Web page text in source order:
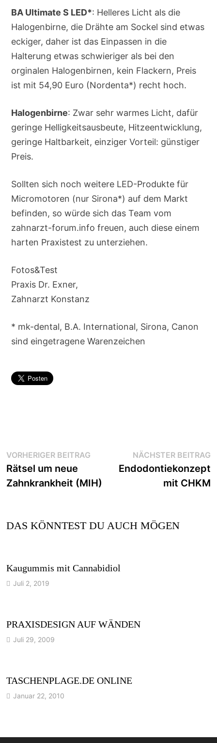
BA Ultimate S LED*: Helleres Licht als die
Halogenbirne, die Drähte am Sockel sind etwas
eckiger, daher ist das Einpassen in die
Halterung etwas schwieriger als bei den
orginalen Halogenbirnen, kein Flackern, Preis
ist mit 54,90 Euro (Nordenta*) recht hoch.
Halogenbirne: Zwar sehr warmes Licht, dafür
geringe Helligkeitsausbeute, Hitzeentwicklung,
geringe Haltbarkeit, einziger Vorteil: günstiger
Preis.
Sollten sich noch weitere LED-Produkte für
Micromotoren (nur Sirona*) auf dem Markt
befinden, so würde sich das Team vom
zahnarzt-forum.info freuen, auch diese einem
harten Praxistest zu unterziehen.
Fotos&Test
Praxis Dr. Exner,
Zahnarzt Konstanz
* mk-dental, B.A. International, Sirona, Canon
sind eingetragene Warenzeichen
VORHERIGER BEITRAG
Rätsel um neue
Zahnkrankheit (MIH)
NÄCHSTER BEITRAG
Endodontiekonzept
mit CHKM
DAS KÖNNTEST DU AUCH MÖGEN
Kaugummis mit Cannabidiol
Juli 2, 2019
PRAXISDESIGN AUF WÄNDEN
Juli 29, 2009
TASCHENPLAGE.DE ONLINE
Januar 22, 2010